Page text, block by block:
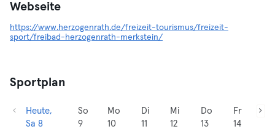
Webseite
https://www.herzogenrath.de/freizeit-tourismus/freizeit-
sport/freibad-herzogenrath-merkstein/
Sportplan
Heute,
Sa 8
So
9
Mo
10
Di
11
Mi
12
Do
13
Fr
14